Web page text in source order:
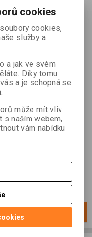
cookies
cookies,
služby a
a jak ve svém
Díky tomu
a je schopná se
může mít vliv
s naším webem,
vám nabídku